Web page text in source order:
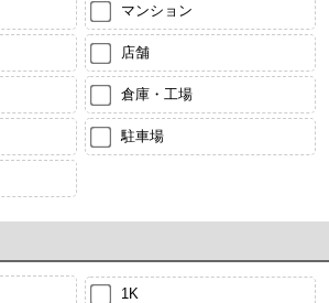
マンション
店舗
倉庫・工場
駐車場
1K